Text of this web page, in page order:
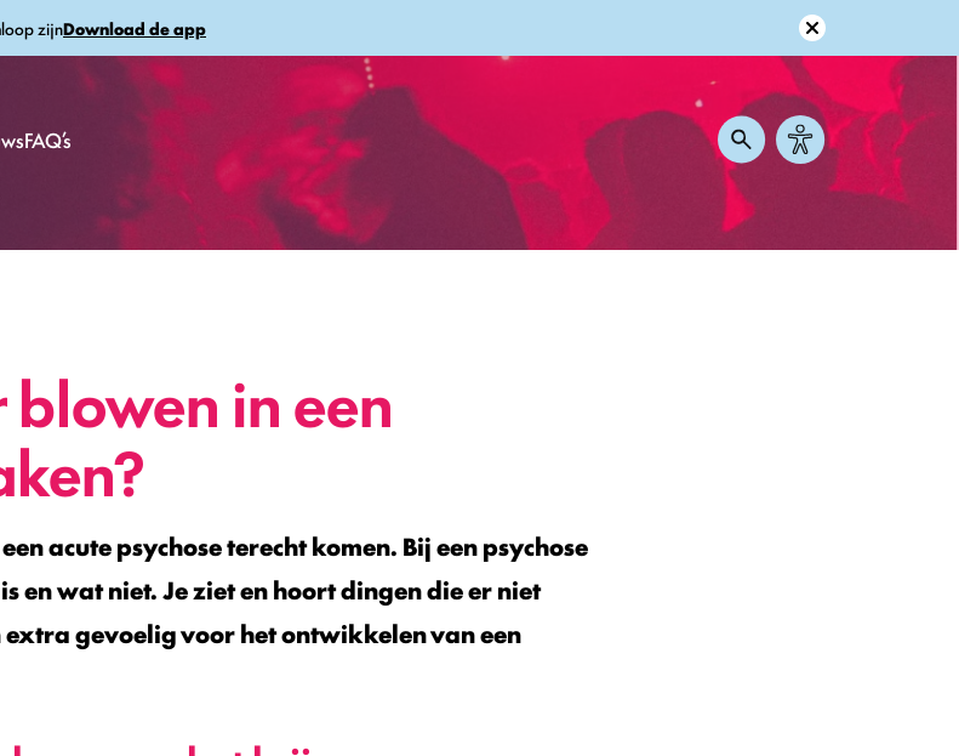
zijnDownload de app
FAQ’s
in een
acute psychose terecht komen. Bij een psychose
en wat niet. Je ziet en hoort dingen die er niet
extra gevoelig voor het ontwikkelen van een